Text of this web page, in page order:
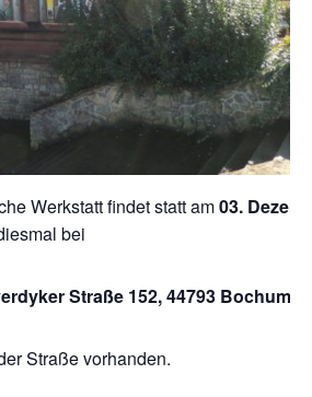
Werkstatt findet statt am03.
bei
Straße 152, 44793 Bochum
Straße vorhanden.